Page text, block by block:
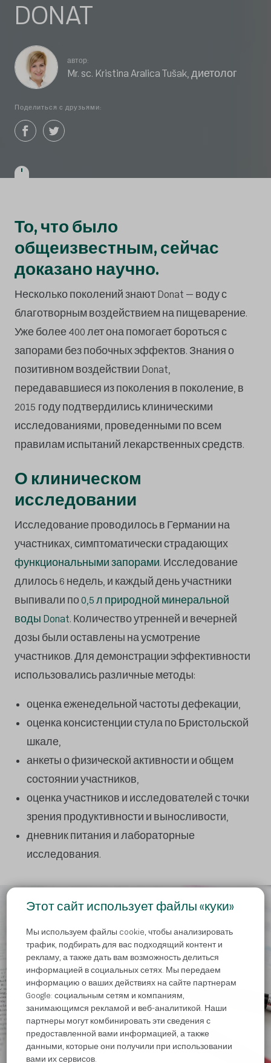
Этот сайт использует файлы «куки»
Мы используем файлы cookie, чтобы анализировать
трафик, подбирать для вас подходящий контент и
рекламу, а также дать вам возможность делиться
информацией в социальных сетях. Мы передаем
информацию о ваших действиях на сайте партнерам
Google: социальным сетям и компаниям,
занимающимся рекламой и веб-аналитикой. Наши
партнеры могут комбинировать эти сведения с
предоставленной вами информацией, а также
данными, которые они получили при использовании
вами их сервисов.
DONAT
автор:
Mr. sc. Kristina Aralica Tušak, диетолог
Поделиться с друзьями:
То, что было
общеизвестным, сейчас
доказано научно.
Несколько поколений знают Donat – воду с
благотворным воздействием на пищеварение.
Уже более 400 лет она помогает бороться с
запорами без побочных эффектов. Знания о
позитивном воздействии Donat,
передававшиеся из поколения в поколение, в
2015 году подтвердились клиническими
исследованиями, проведенными по всем
правилам испытаний лекарственных средств.
О клиническом
исследовании
Исследование проводилось в Германии на
участниках, симптоматически страдающих
функциональными запорами. Исследование
длилось 6 недель, и каждый день участники
выпивали по0,5 л природной минеральной
воды Donat. Количество утренней и вечерней
дозы были оставлены на усмотрение
участников. Для демонстрации эффективности
использовались различные методы:
оценка еженедельной частоты дефекации,
оценка консистенции стула по Бристольской
шкале,
анкеты о физической активности и общем
состоянии участников,
оценка участников и исследователей с точки
зрения продуктивности и выносливости,
дневник питания и лабораторные
исследования.